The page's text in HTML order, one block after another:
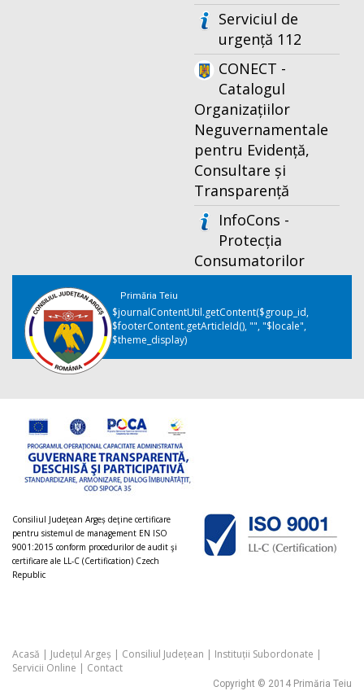
Serviciul de
urgență 112
CONECT -
Catalogul
Organizațiilor
Neguvernamentale
pentru Evidență,
Consultare și
Transparență
InfoCons -
Protecția
Consumatorilor
Primăria Teiu
$journalContentUtil.getContent($group_id,
$footerContent.getArticleId(), "", "$locale",
$theme_display)
Consiliul Judeţean Argeș deţine certificare
pentru sistemul de management EN ISO
9001:2015 conform procedurilor de audit şi
certificare ale LL-C (Certification) Czech
Republic
Acasă | Județul Argeș | Consiliul Județean | Instituții Subordonate |
Servicii Online | Contact
Copyright © 2014 Primăria Teiu